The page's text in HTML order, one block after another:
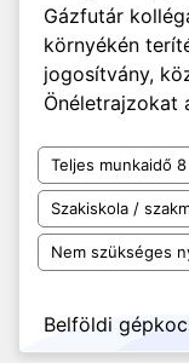
Gázfutár
környékén
jogosítvány,
Önéletrajzokat
Teljes munkaidő
Szakiskola /
Nem szükséges
Belföldi